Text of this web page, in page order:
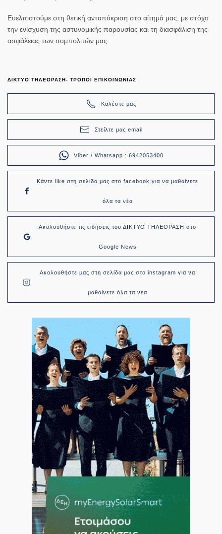
Ευελπιστούμε στη θετική ανταπόκριση στο αίτημά μας, με στόχο
την ενίσχυση της αστυνομικής παρουσίας και τη διασφάλιση της
ασφάλειας των συμπολιτών μας.
ΔΙΚΤΥΟ ΤΗΛΕΟΡΑΣΗ- ΤΡΟΠΟΙ ΕΠΙΚΟΙΝΩΝΙΑΣ
Καλέστε μας
Στείλτε μας email
Viber / Whatsapp : 6942053400
Κάντε like στη σελίδα μας στο facebook για να μαθαίνετε
όλα τα νέα
Ακολουθήστε τις ειδήσεις του ΔΙΚΤΥΟ ΤΗΛΕΟΡΑΣΗ στο
Google News
Ακολουθήστε μας στη σελίδα μας στο instagram για να
μαθαίνετε όλα τα νέα